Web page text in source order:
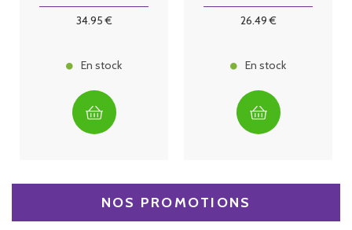
34.95€
En stock
26.49€
En stock
NOS PROMOTIONS